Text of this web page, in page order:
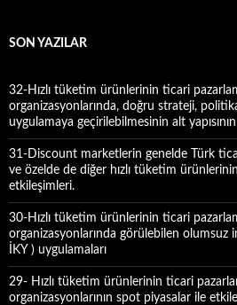
a
SON YAZILAR
32-Hızlı tüketim ürünlerinin ticari
organizasyonlarında, doğru strateji,
uygulamaya geçirilebilmesinin alt yapısının
31-Discount marketlerin genelde Türk
ve özelde de diğer hızlı tüketim
etkileşimleri.
30-Hızlı tüketim ürünlerinin ticari
organizasyonlarında görülebilen olumsuz
İKY ) uygulamaları
29- Hızlı tüketim ürünlerinin ticari
organizasyonlarının spot piyasalar ile